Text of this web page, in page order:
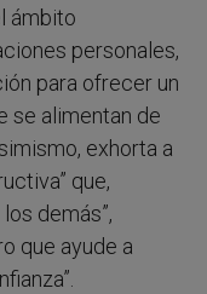
ámbito
personales,
para ofrecer un
se alimentan de
exhorta a
que,
demás”,
que ayude a